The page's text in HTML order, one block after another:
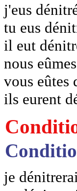
j'eus
tu eus
il eut
nous
vous eûtes
ils eurent
je